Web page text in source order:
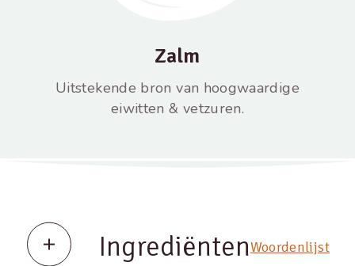
Zalm
Uitstekende bron van hoogwaardige
eiwitten & vetzuren.
IngrediëntenWoordenlijst